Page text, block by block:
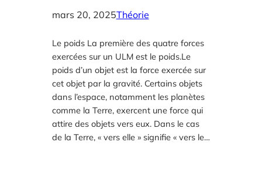
mars 20, 2025Théorie
Le poids La première des quatre forces
exercées sur un ULM est le poids.Le
poids d’un objet est la force exercée sur
cet objet par la gravité. Certains objets
dans l’espace, notamment les planètes
comme la Terre, exercent une force qui
attire des objets vers eux. Dans le cas
de la Terre, « vers elle » signifie « vers le…